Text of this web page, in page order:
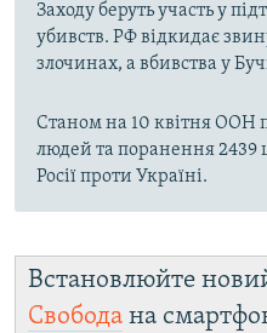
Заходу беруть участь у
убивств. РФ відкидає
злочинах, а вбивства у
Станом на 10 квітня ООН
людей та поранення 2439
Росії проти Україні.
Встановлюйте
Свобода на